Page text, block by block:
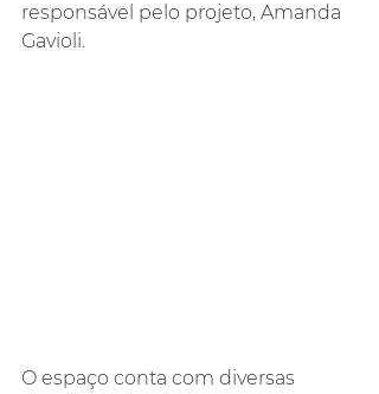
responsável pelo projeto, Amanda
Gavioli.
O espaço conta com diversas